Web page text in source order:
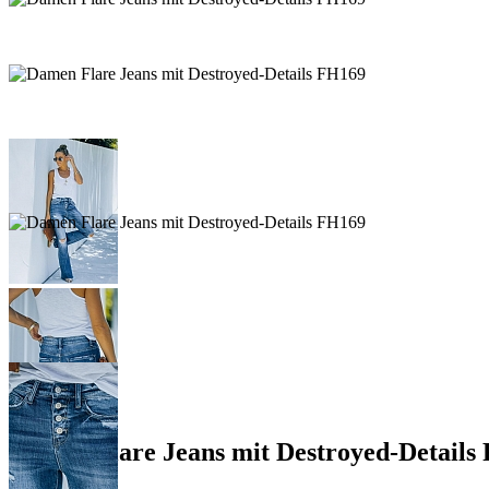
Damen Flare Jeans mit Destroyed-Details